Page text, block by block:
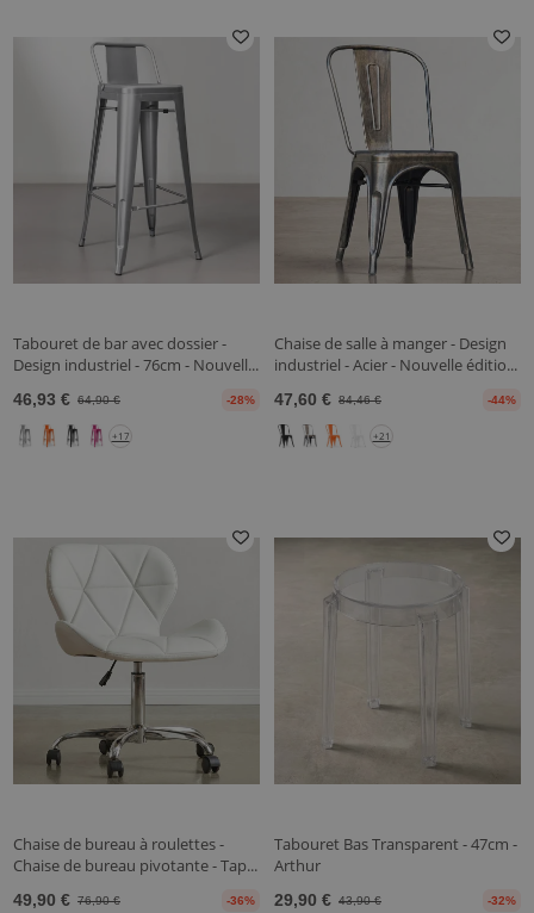
Tabouret de bar avec dossier -
Design industriel - 76cm - Nouvell...
46,93 € 64,90 € -28%
+17
Chaise de salle à manger - Design
industriel - Acier - Nouvelle éditio...
47,60 € 84,46 € -44%
+21
Chaise de bureau à roulettes -
Chaise de bureau pivotante - Tap...
49,90 € 76,90 € -36%
Tabouret Bas Transparent - 47cm -
Arthur
29,90 € 43,90 € -32%